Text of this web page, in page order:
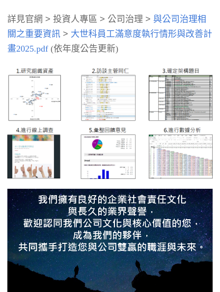
詳見官網 > 投資人專區 > 公司治理 > 與公司治理相
關之重要資訊 > 大世科員工滿意度執行情形與改善計
畫2025.pdf (依年度公告更新)